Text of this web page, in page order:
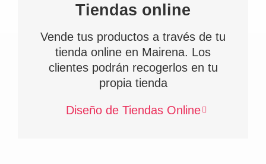
Tiendas online
Vende tus productos a través de tu
tienda online en Mairena. Los
clientes podrán recogerlos en tu
propia tienda
Diseño de Tiendas Online